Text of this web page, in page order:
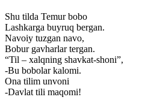
Shu tilda Temur bobo
Lashkarga buyruq bergan.
Navoiy tuzgan navo,
Bobur gavharlar tergan.
“Til – xalqning shavkat-shoni”,
-Bu bobolar kalomi.
Ona tilim unvoni
-Davlat tili maqomi!